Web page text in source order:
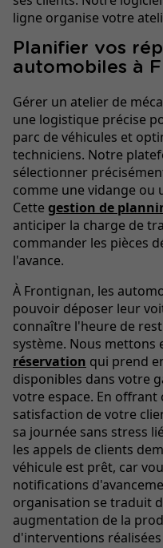
ligne organise votre
Planifier vos
automobiles à
Gérer un atelier de
une logistique précise
parc de véhicules et
techniciens. Notre
sélectionner
comme une vidange ou
Cette gestion de
anticiper la charge de
commander les pièces
l'avance.
À Frontignan, les
pouvoir déposer leur
connaître l'heure de
système. Nous mettons
réservation qui prend
disponibles dans votre
votre espace. En offrant
satisfaction de votre
sa journée sans stress
les appels de clients
véhicule est prêt, car
notifications
organisation se traduit
augmentation de la
d'interventions